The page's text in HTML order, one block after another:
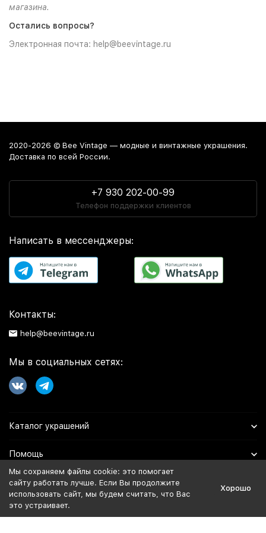
магазина.
Остались вопросы?
Электронная почта: help@beevintage.ru
2020-2026 © Bee Vintage — модные и винтажные украшения.
Доставка по всей России.
+7 930 202-00-99
Телефон поддержки клиентов
Написать в мессенджеры:
Контакты:
help@beevintage.ru
Мы в социальных сетях:
Каталог украшений
Помощь
Информация
Политика персональных данных
Мы сохраняем файлы cookie: это помогает
сайту работать лучше. Если Вы продолжите
использовать сайт, мы будем считать, что Вас
это устраивает.
Хорошо